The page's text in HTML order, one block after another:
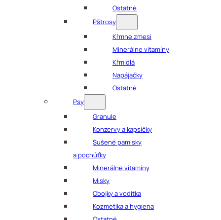
Ostatné
Pštrosy
Kŕmne zmesi
Minerálne vitamíny
Kŕmidlá
Napájačky
Ostatné
Psy
Granule
Konzervy a kapsičky
Sušené pamlsky
a pochúťky
Minerálne vitamíny
Misky
Obojky a vodítka
Kozmetika a hygiena